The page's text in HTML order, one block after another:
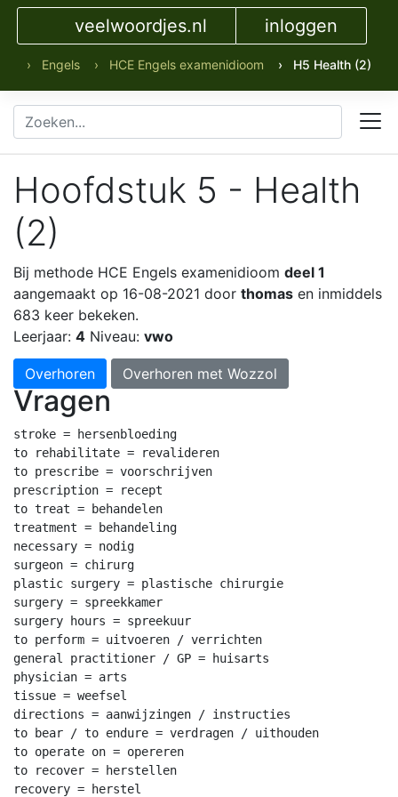
veelwoordjes.nl inloggen
› Engels › HCE Engels examenidioom › H5 Health (2)
Hoofdstuk 5 - Health
(2)
Bij methode HCE Engels examenidioom deel 1
aangemaakt op 16-08-2021 door thomas en inmiddels
683 keer bekeken.
Leerjaar: 4 Niveau: vwo
Overhoren Overhoren met Wozzol
Vragen
stroke = hersenbloeding
to rehabilitate = revalideren
to prescribe = voorschrijven
prescription = recept
to treat = behandelen
treatment = behandeling
necessary = nodig
surgeon = chirurg
plastic surgery = plastische chirurgie
surgery = spreekkamer
surgery hours = spreekuur
to perform = uitvoeren / verrichten
general practitioner / GP = huisarts
physician = arts
tissue = weefsel
directions = aanwijzingen / instructies
to bear / to endure = verdragen / uithouden
to operate on = opereren
to recover = herstellen
recovery = herstel